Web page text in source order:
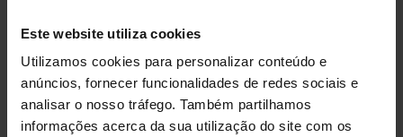
Este website utiliza cookies
Utilizamos cookies para personalizar conteúdo e
anúncios, fornecer funcionalidades de redes sociais e
analisar o nosso tráfego. Também partilhamos
informações acerca da sua utilização do site com os
Apoio ao cliente profissional